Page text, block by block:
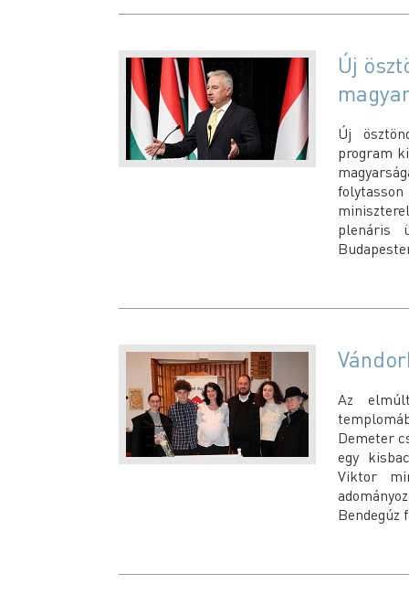
Új
Új
program
plenáris
Az
Demeter
egy
Viktor
Bendegúz